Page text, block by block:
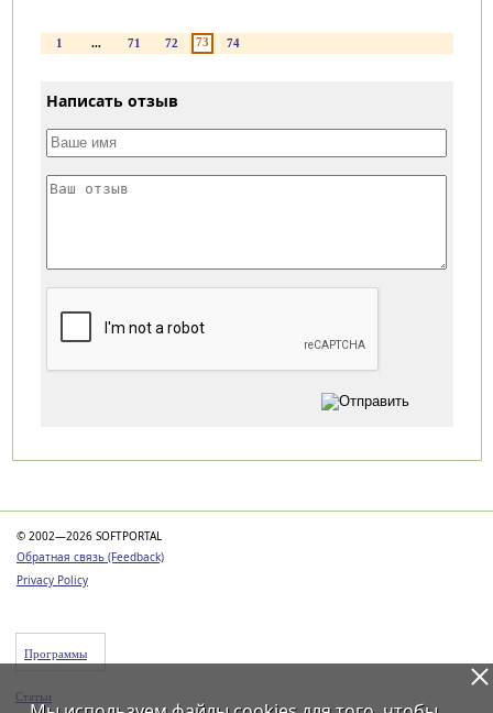
1 ... 71 72 73 74
Написать отзыв
© 2002—2026 SOFTPORTAL
Обратная связь (Feedback)
Privacy Policy
Программы
Статьи